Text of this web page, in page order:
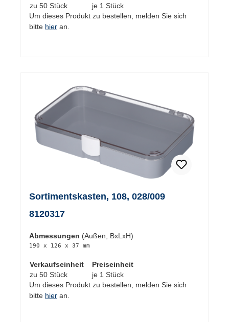
zu 50 Stück
je 1 Stück
Um dieses Produkt zu bestellen, melden Sie sich
bitte hier an.
Sortimentskasten, 108, 028/009
8120317
Abmessungen (Außen, BxLxH)
190 x 126 x 37 mm
Verkaufseinheit
Preiseinheit
zu 50 Stück
je 1 Stück
Um dieses Produkt zu bestellen, melden Sie sich
bitte hier an.